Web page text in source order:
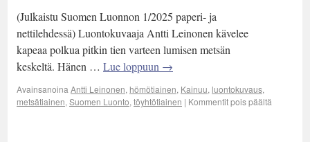
(Julkaistu Suomen Luonnon 1/2025 paperi- ja
nettilehdessä) Luontokuvaaja Antti Leinonen kävelee
kapeaa polkua pitkin tien varteen lumisen metsän
keskeltä. Hänen … Lue loppuun →
Avainsanoina Antti Leinonen, hömötiainen, Kainuu, luontokuvaus,
metsätiainen, Suomen Luonto, töyhtötiainen | Kommentit pois päältä